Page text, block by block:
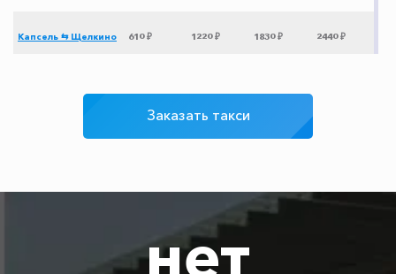
Капсель ⇆ Щелкино 610 ₽ 1220 ₽ 1830 ₽ 2440 ₽
3080 ₽ 6160 ₽ 9240 ₽
4815 ₽
805 ₽ 1610 ₽
Заказать такси
нет